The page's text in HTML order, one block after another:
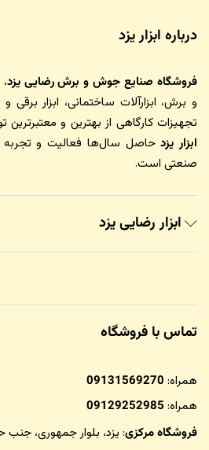
درباره ابزار یزد
فروشگاه صنایع جوش و برش رضایی یزد
و برش، ابزارآلات ساختمانی، ابزار برقی
تجهیزات کارگاهی از بهترین و
ابزار یزدحاصل سال‌ها فعالیت و تجربه
صنعتی است.
ابزار رضایی یزد
تماس با فروشگاه
همراه: 09131569270
همراه: 09129252985
فروشگاه مرکزی: یزد، بلوار جمهوری، جنب